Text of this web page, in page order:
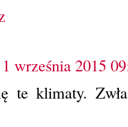
1 września 2015
te klimaty.